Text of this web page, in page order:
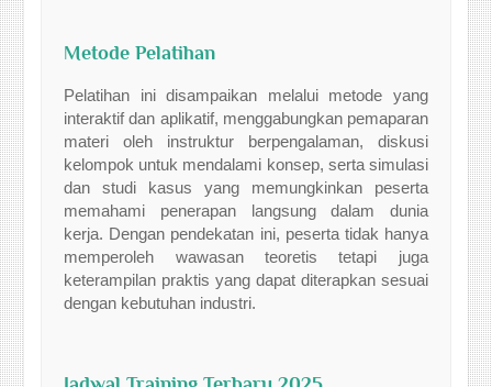
Metode Pelatihan
Pelatihan ini disampaikan melalui metode yang
interaktif dan aplikatif, menggabungkan pemaparan
materi oleh instruktur berpengalaman, diskusi
kelompok untuk mendalami konsep, serta simulasi
dan studi kasus yang memungkinkan peserta
memahami penerapan langsung dalam dunia
kerja. Dengan pendekatan ini, peserta tidak hanya
memperoleh wawasan teoretis tetapi juga
keterampilan praktis yang dapat diterapkan sesuai
dengan kebutuhan industri.